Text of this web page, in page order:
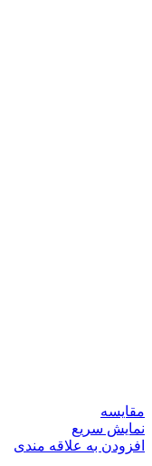
مقايسه
نمایش سریع
افزودن به علاقه مندی